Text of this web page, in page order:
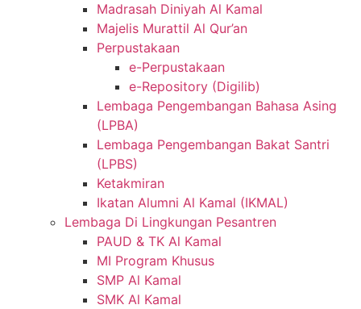
Madrasah Diniyah Al Kamal
Majelis Murattil Al Qur’an
Perpustakaan
e-Perpustakaan
e-Repository (Digilib)
Lembaga Pengembangan Bahasa Asing
(LPBA)
Lembaga Pengembangan Bakat Santri
(LPBS)
Ketakmiran
Ikatan Alumni Al Kamal (IKMAL)
Lembaga Di Lingkungan Pesantren
PAUD & TK Al Kamal
MI Program Khusus
SMP Al Kamal
SMK Al Kamal